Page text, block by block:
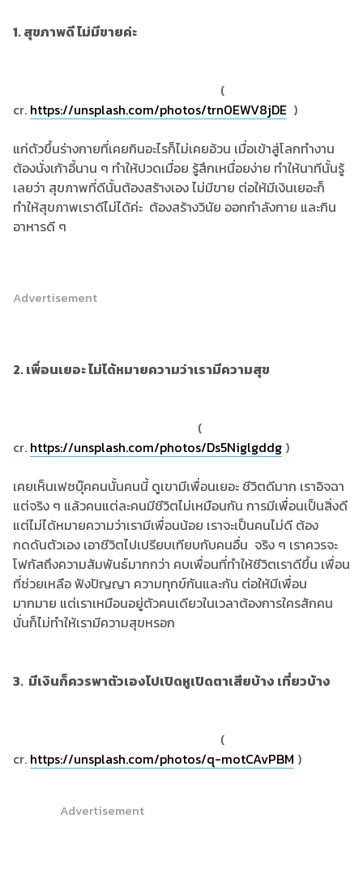
1. สุขภาพดี ไม่มีขายค่ะ
(
cr. https://unsplash.com/photos/trn0EWV8jDE )
แก่ตัวขึ้นร่างกายที่เคยกินอะไรก็ไม่เคยอ้วน เมื่อเข้าสู่โลกทำงาน
ต้องนั่งเก้าอี้นาน ๆ ทำให้ปวดเมื่อย รู้สึกเหนื่อยง่าย ทำให้นาทีนั้นรู้
เลยว่า สุขภาพที่ดีนั้นต้องสร้างเอง ไม่มีขาย ต่อให้มีเงินเยอะก็
ทำให้สุขภาพเราดีไม่ได้ค่ะ ต้องสร้างวินัย ออกกำลังกาย และกิน
อาหารดี ๆ
Advertisement
2. เพื่อนเยอะ ไม่ได้หมายความว่าเรามีความสุข
(
cr. https://unsplash.com/photos/Ds5Niglgddg )
เคยเห็นเฟซบุ๊คคนนั้นคนนี้ ดูเขามีเพื่อนเยอะ ชีวิตดีมาก เราอิจฉา
แต่จริง ๆ แล้วคนแต่ละคนมีชีวิตไม่เหมือนกัน การมีเพื่อนเป็นสิ่งดี
แต่ไม่ได้หมายความว่าเรามีเพื่อนน้อย เราจะเป็นคนไม่ดี ต้อง
กดดันตัวเอง เอาชีวิตไปเปรียบเทียบกับคนอื่น จริง ๆ เราควรจะ
โฟกัสถึงความสัมพันธ์มากกว่า คบเพื่อนที่ทำให้ชีวิตเราดีขึ้น เพื่อน
ที่ช่วยเหลือ ฟังปัญญา ความทุกข์กันและกัน ต่อให้มีเพื่อน
มากมาย แต่เราเหมือนอยู่ตัวคนเดียวในเวลาต้องการใครสักคน
นั่นก็ไม่ทำให้เรามีความสุขหรอก
3. มีเงินก็ควรพาตัวเองไปเปิดหูเปิดตาเสียบ้าง เที่ยวบ้าง
(
cr. https://unsplash.com/photos/q-motCAvPBM )
Advertisement